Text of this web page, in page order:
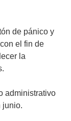
de pánico y
el fin de
la
administrativo
junio.